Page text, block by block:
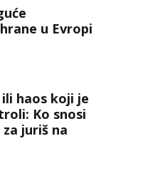
u Evropi
haos koji je
Ko snosi
juriš na